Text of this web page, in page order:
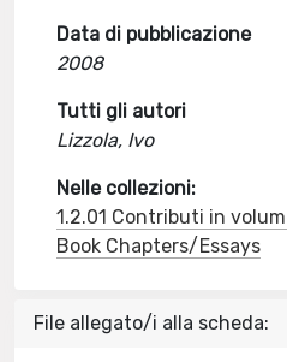
Data di pubblicazione
2008
Tutti gli autori
Lizzola, Ivo
Nelle collezioni:
1.2.01 Contributi in
Book Chapters/Essays
File allegato/i alla scheda: